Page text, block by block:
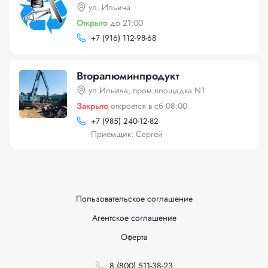
ул. Ильича
Открыто до 21:00
+7 (916) 112-98-68
Вторалюминпродукт
ул.Ильича, пром.площадка N1
Закрыто откроется в сб 08:00
+7 (985) 240-12-82
Приёмщик: Сергей
Пользовательское соглашение
Агентское соглашение
Оферта
8 (800) 511-38-23